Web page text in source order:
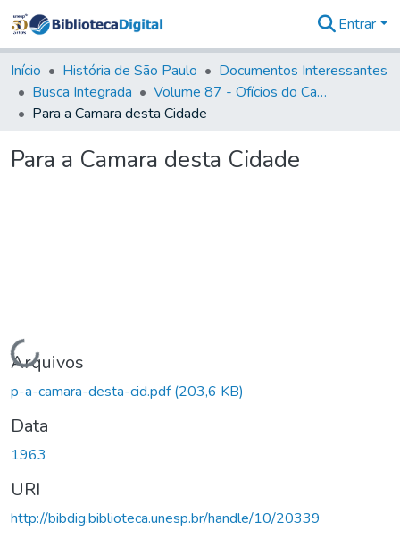
&
Coleções
Tudo na
Biblioteca
Estatísticas
Entrar
Início História de São Paulo
Documentos Interessantes
Busca Integrada
Volume 87 - Ofícios do Capitão General Antonio Manoel de Melo Castro e Mendonça (1797- 1801)
Para a Camara desta Cidade
Para a Camara desta Cidade
Carregando...
Arquivos
p-a-camara-desta-cid.pdf(203,6 KB)
Data
1963
URI
http://bibdig.biblioteca.unesp.br/handle/10/20339